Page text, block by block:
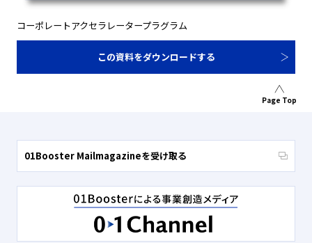
コーポレートアクセラレータープラグラム
この資料をダウンロードする
Page Top
01Booster Mailmagazineを受け取る